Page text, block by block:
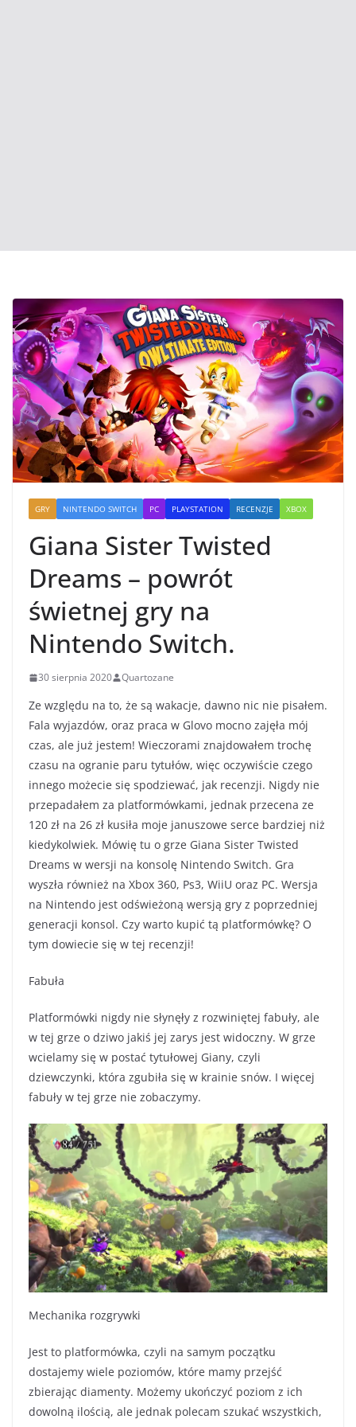
GRY NINTENDO SWITCH PC PLAYSTATION RECENZJE XBOX
Giana Sister Twisted
Dreams – powrót
świetnej gry na
Nintendo Switch.
30 sierpnia 2020 Quartozane
Ze względu na to, że są wakacje, dawno nic nie pisałem.
Fala wyjazdów, oraz praca w Glovo mocno zajęła mój
czas, ale już jestem! Wieczorami znajdowałem trochę
czasu na ogranie paru tytułów, więc oczywiście czego
innego możecie się spodziewać, jak recenzji. Nigdy nie
przepadałem za platformówkami, jednak przecena ze
120 zł na 26 zł kusiła moje januszowe serce bardziej niż
kiedykolwiek. Mówię tu o grze Giana Sister Twisted
Dreams w wersji na konsolę Nintendo Switch. Gra
wyszła również na Xbox 360, Ps3, WiiU oraz PC. Wersja
na Nintendo jest odświeżoną wersją gry z poprzedniej
generacji konsol. Czy warto kupić tą platformówkę? O
tym dowiecie się w tej recenzji!
Fabuła
Platformówki nigdy nie słynęły z rozwiniętej fabuły, ale
w tej grze o dziwo jakiś jej zarys jest widoczny. W grze
wcielamy się w postać tytułowej Giany, czyli
dziewczynki, która zgubiła się w krainie snów. I więcej
fabuły w tej grze nie zobaczymy.
Mechanika rozgrywki
Jest to platformówka, czyli na samym początku
dostajemy wiele poziomów, które mamy przejść
zbierając diamenty. Możemy ukończyć poziom z ich
dowolną ilością, ale jednak polecam szukać wszystkich,